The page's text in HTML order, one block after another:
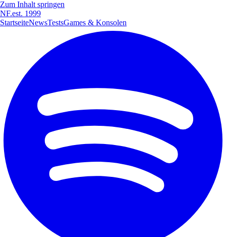
Zum Inhalt springen
NF.est. 1999
StartseiteNewsTestsGames & Konsolen